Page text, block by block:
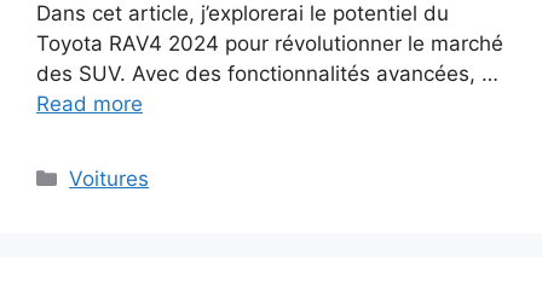
Dans cet article, j’explorerai le potentiel du
Toyota RAV4 2024 pour révolutionner le marché
des SUV. Avec des fonctionnalités avancées, …
Read more
Categories
Voitures